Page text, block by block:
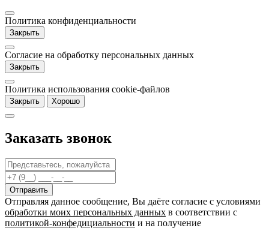
Политика конфиденциальности
Закрыть
Согласие на обработку персональных данных
Закрыть
Политика использования cookie-файлов
Закрыть Хорошо
Заказать звонок
Отправляя данное сообщение, Вы даёте согласие c условиями
обработки моих персональных данных в соответствии с
политикой-конфедициальности и на получение